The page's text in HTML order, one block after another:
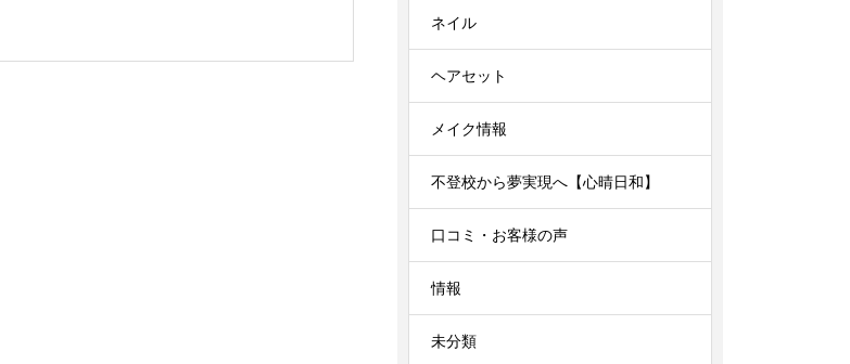
ネイル
ヘアセット
メイク情報
不登校から夢実現へ【心晴日和】
口コミ・お客様の声
情報
未分類